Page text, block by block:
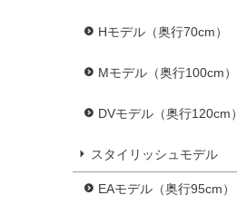
Hモデル（奥行70cm）
Mモデル（奥行100cm）
DVモデル（奥行120cm）
スタイリッシュモデル
EAモデル（奥行95cm）